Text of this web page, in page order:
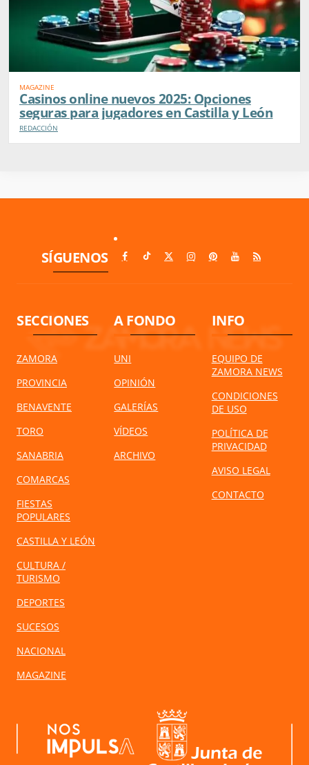
MAGAZINE
Casinos online nuevos 2025: Opciones
seguras para jugadores en Castilla y León
REDACCIÓN
SÍGUENOS
SECCIONES
ZAMORA
PROVINCIA
BENAVENTE
TORO
SANABRIA
COMARCAS
FIESTAS
POPULARES
CASTILLA Y LEÓN
CULTURA /
TURISMO
DEPORTES
SUCESOS
NACIONAL
MAGAZINE
A FONDO
UNI
OPINIÓN
GALERÍAS
VÍDEOS
ARCHIVO
INFO
EQUIPO DE
ZAMORA NEWS
CONDICIONES
DE USO
POLÍTICA DE
PRIVACIDAD
AVISO LEGAL
CONTACTO